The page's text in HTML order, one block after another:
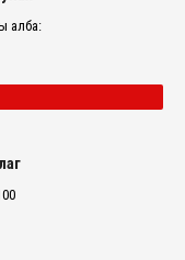
алба: